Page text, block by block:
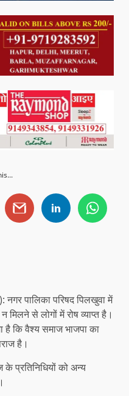
पालिका परिषद पिलखुवा में
मिलने से लोगों में रोष व्याप्त है।
कि वैश्य समाज भाजपा का
है।
के प्रतिनिधियों को अन्य